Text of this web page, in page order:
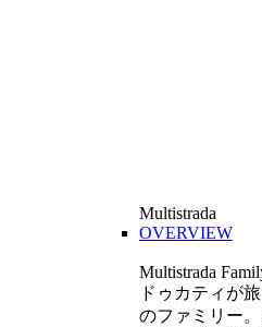
Multistrada
OVERVIEW
Multistrada
ドゥカティが
のファミリー